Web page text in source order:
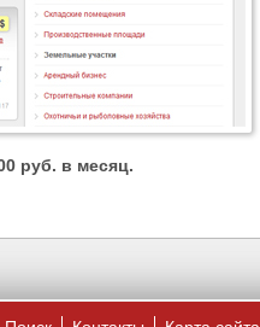
руб. в месяц.